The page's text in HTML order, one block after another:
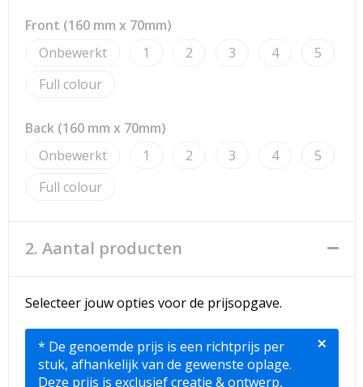
Strandtassen
Toilettassen
Reistassensets
Goodiebags
Aktetassen
Trolleys
Front (160 mm x 70mm)
Onbewerkt
1 2 3 4
5
Full colour
Back (160 mm x 70mm)
Onbewerkt
1 2 3 4
5
Full colour
2. Aantal producten
Selecteer jouw opties voor de prijsopgave.
* De genoemde prijs is een richtprijs per
stuk, afhankelijk van de gewenste oplage.
Deze prijs is exclusief creatie & ontwerp,
×